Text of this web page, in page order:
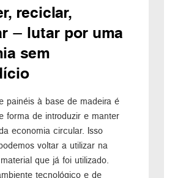
reciclar,
– lutar por uma
sem
painéis à base de madeira é
forma de introduzir e manter
economia circular. Isso
voltar a utilizar na
que já foi utilizado.
tecnológico e de